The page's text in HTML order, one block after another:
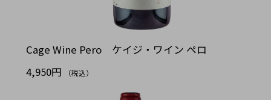
Cage Wine Pero ケイジ・ワイン ペロ
4,950円
（税込）